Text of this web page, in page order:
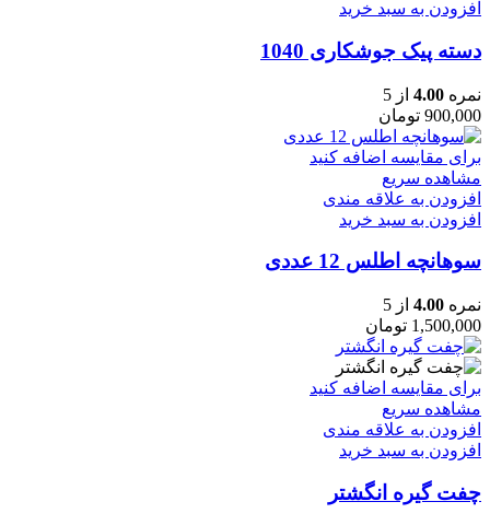
افزودن به سبد خرید
دسته پیک جوشکاری 1040
نمره 4.00 از 5
900,000 تومان
برای مقایسه اضافه کنید
مشاهده سریع
افزودن به علاقه مندی
افزودن به سبد خرید
سوهانچه اطلس 12 عددی
نمره 4.00 از 5
1,500,000 تومان
برای مقایسه اضافه کنید
مشاهده سریع
افزودن به علاقه مندی
افزودن به سبد خرید
چفت گیره انگشتر